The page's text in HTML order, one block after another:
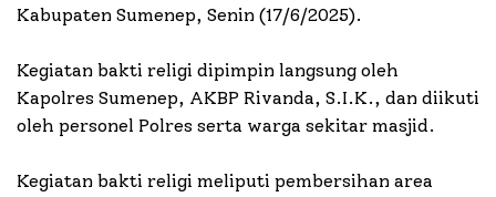
Kabupaten Sumenep, Senin (17/6/2025).
Kegiatan bakti religi dipimpin langsung oleh
Kapolres Sumenep, AKBP Rivanda, S.I.K., dan diikuti
oleh personel Polres serta warga sekitar masjid.
Kegiatan bakti religi meliputi pembersihan area